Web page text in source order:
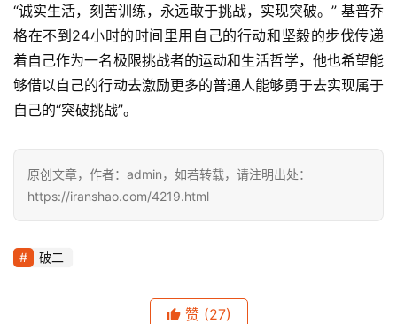
“诚实生活，刻苦训练，永远敢于挑战，实现突破。” 基普乔
格在不到24小时的时间里用自己的行动和坚毅的步伐传递
着自己作为一名极限挑战者的运动和生活哲学，他也希望能
够借以自己的行动去激励更多的普通人能够勇于去实现属于
自己的“突破挑战”。
原创文章，作者：admin，如若转载，请注明出处：
https://iranshao.com/4219.html
破二
赞 (27)